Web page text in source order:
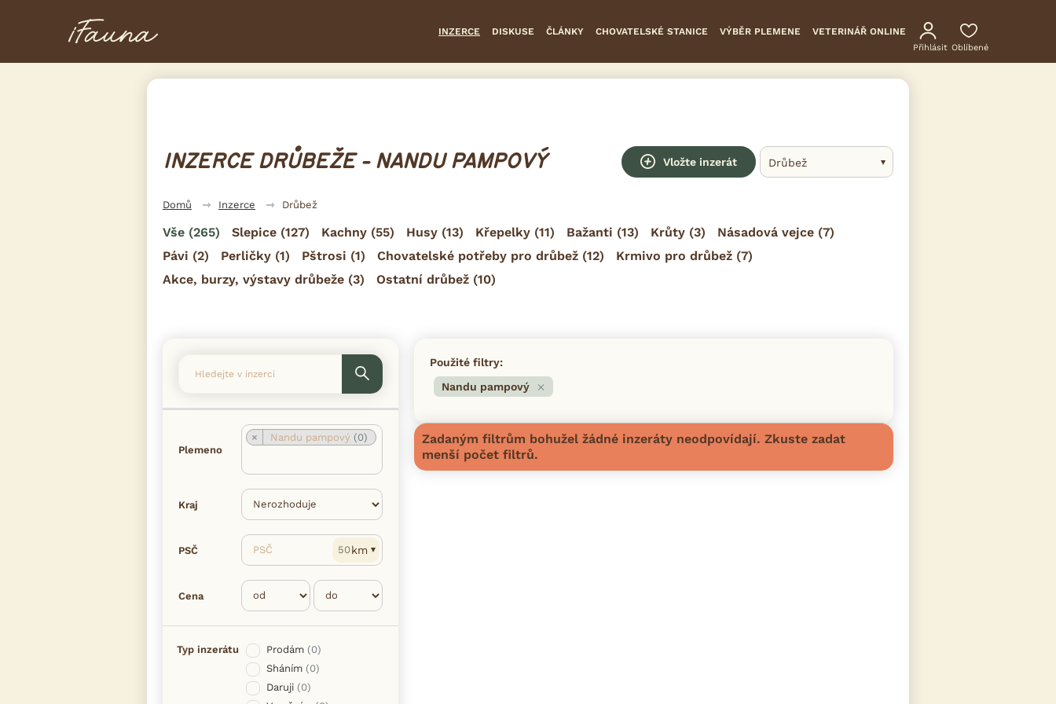
INZERCE DISKUSE ČLÁNKY CHOVATELSKÉ STANICE VÝBĚR PLEMENE VETERINÁŘ ONLINE
Přihlásit Oblíbené
INZERCE DRŮBEŽE - NANDU PAMPOVÝ Vložte inzerát Drůbež
Domů Inzerce Drůbež
Vše (265) Slepice (127) Kachny (55) Husy (13) Křepelky (11) Bažanti (13) Krůty (3) Násadová vejce (7)
Pávi (2) Perličky (1) Pštrosi (1) Chovatelské potřeby pro drůbež (12) Krmivo pro drůbež (7)
Akce, burzy, výstavy drůbeže (3) Ostatní drůbež (10)
Plemeno
× Nandu pampový (0)
Kraj
PSČ PSČ km
Cena
Typ inzerátu Prodám (0)
Sháním (0)
Daruji (0)
Použité filtry:
Nandu pampový
Zadaným filtrům bohužel žádné inzeráty neodpovídají. Zkuste zadat
menší počet filtrů.